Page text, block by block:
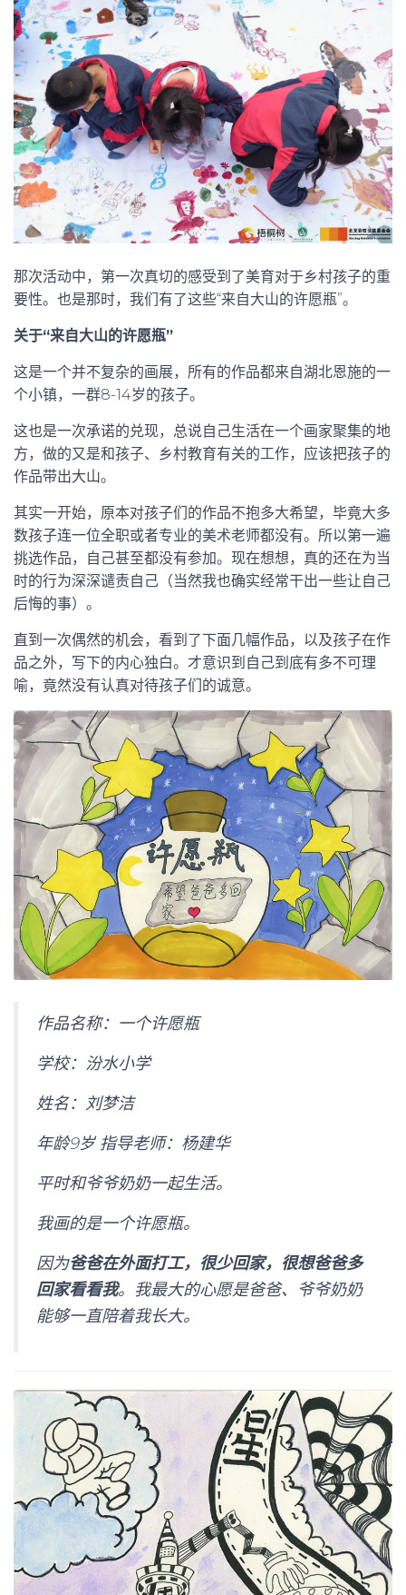
那次活动中，第一次真切的感受到了美育对于乡村孩子的重
要性。也是那时，我们有了这些“来自大山的许愿瓶”。
关于“来自大山的许愿瓶”
这是一个并不复杂的画展，所有的作品都来自湖北恩施的一
个小镇，一群8-14岁的孩子。
这也是一次承诺的兑现，总说自己生活在一个画家聚集的地
方，做的又是和孩子、乡村教育有关的工作，应该把孩子的
作品带出大山。
其实一开始，原本对孩子们的作品不抱多大希望，毕竟大多
数孩子连一位全职或者专业的美术老师都没有。所以第一遍
挑选作品，自己甚至都没有参加。现在想想，真的还在为当
时的行为深深谴责自己（当然我也确实经常干出一些让自己
后悔的事）。
直到一次偶然的机会，看到了下面几幅作品，以及孩子在作
品之外，写下的内心独白。才意识到自己到底有多不可理
喻，竟然没有认真对待孩子们的诚意。
作品名称：一个许愿瓶
学校：汾水小学
姓名：刘梦洁
年龄9岁 指导老师：杨建华
平时和爷爷奶奶一起生活。
我画的是一个许愿瓶。
因为爸爸在外面打工，很少回家，很想爸爸多
回家看看我。我最大的心愿是爸爸、爷爷奶奶
能够一直陪着我长大。